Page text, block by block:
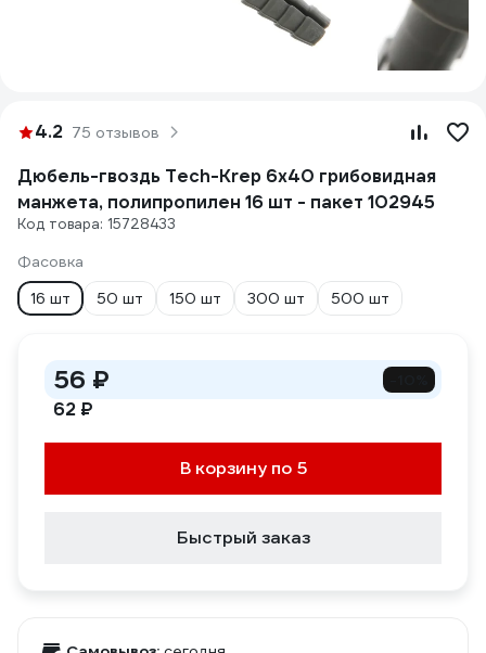
4.2 75 отзывов
Дюбель-гвоздь Tech-Krep 6х40 грибовидная
манжета, полипропилен 16 шт - пакет 102945
Код товара: 15728433
Фасовка
16 шт
50 шт 150 шт 300 шт 500 шт
56 ₽
62 ₽
В корзину по 5
Быстрый заказ